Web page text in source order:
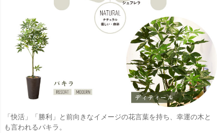
「快活」「勝利」と前向きなイメージの花言葉を持ち、幸運の木と
も言われるパキラ。